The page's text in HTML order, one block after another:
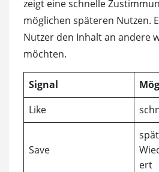
zeigt eine schnelle
möglichen späteren Nutzen.
Nutzer den Inhalt an andere
möchten.
Signal
Like
Save
ert